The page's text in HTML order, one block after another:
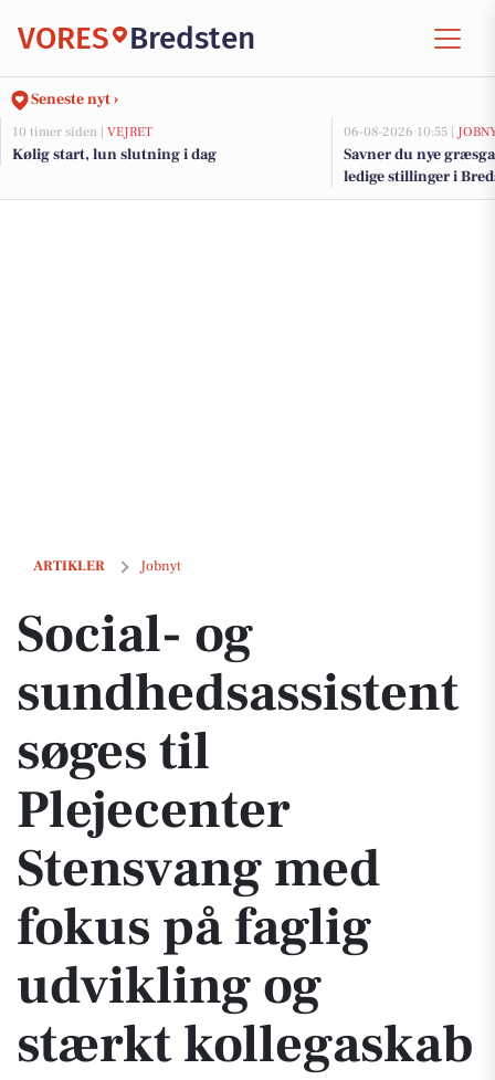
VORES Bredsten
Seneste nyt ›
10 timer siden | VEJRET
Kølig start, lun slutning i dag
06-08-2026 10:55 |
Savner du nye
ledige stillinger i
ARTIKLER Jobnyt
Social- og sundhedsassistent søges til Plejecenter Stensvang med
Social- og
sundhedsassistent
søges til
Plejecenter
Stensvang med
fokus på faglig
udvikling og
stærkt kollegaskab